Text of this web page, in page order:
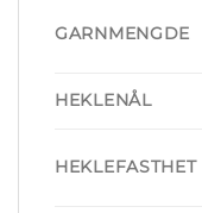
GARNMENGDE
HEKLENÅL
HEKLEFASTHET